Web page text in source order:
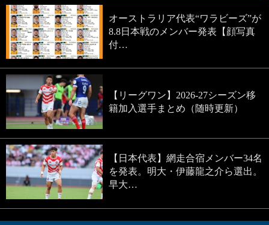
オーストラリア代表“ワラビーズ”が
8.8日本戦のメンバー発表【顔写真
付…
【リーグワン】2026-27シーズン移
籍加入選手まとめ（随時更新）
【日本代表】網走合宿メンバー34名
を発表。明大・伊藤龍之介ら選出。
早大…